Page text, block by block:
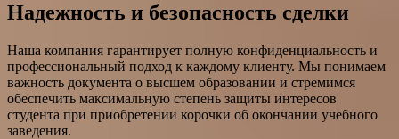
Надежность и безопасность сделки
Наша компания гарантирует полную конфиденциальность и
профессиональный подход к каждому клиенту. Мы понимаем
важность документа о высшем образовании и стремимся
обеспечить максимальную степень защиты интересов
студента при приобретении корочки об окончании учебного
заведения.